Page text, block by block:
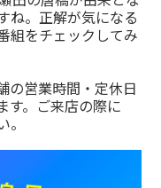
ね。正解が気になる
組をチェックしてみ
の営業時間・定休日
す。ご来店の際に